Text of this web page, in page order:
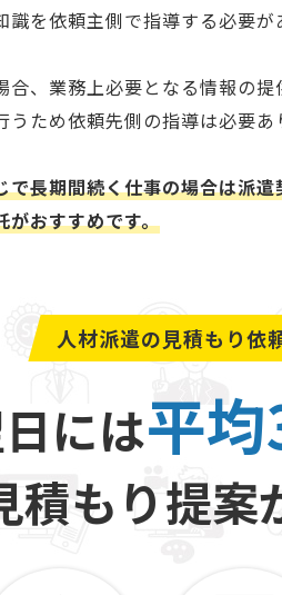
を依頼主側で指導する必要が
合、業務上必要となる情報の
ため依頼先側の指導は必要あ
で長期間続く仕事の場合は派
がおすすめです。
人材派遣の見積もり依
には平
積もり提案